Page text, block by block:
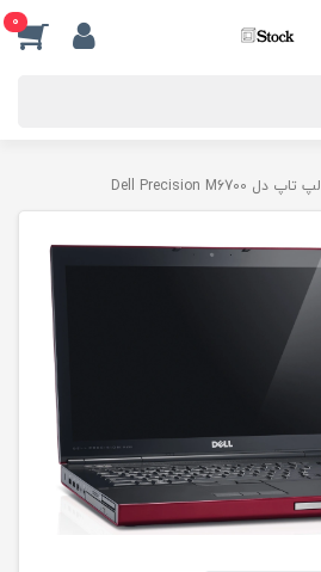
0
لپ تاپ دل Dell Precision M6700